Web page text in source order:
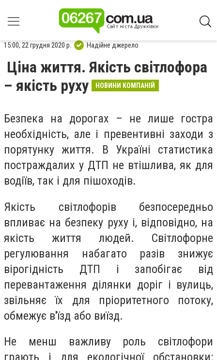
15:00, 22 грудня 2020 р. Надійне джерело
Ціна життя. Якість світлофора
– якість руху
НОВИНИ КОМПАНІЙ
Безпека на дорогах – не лише гостра
необхідність, але і превентивні заходи з
порятунку життя. В Україні статистика
постраждалих у ДТП не втішлива, як для
водіїв, так і для пішоходів.
Якість світлофорів безпосередньо
впливає на безпеку руху і, відповідно, на
якість життя людей. Світлофорне
регулювання набагато разів знижує
вірогідність ДТП і запобігає від
перевантаження ділянки доріг і вулиць,
звільняє їх для пріоритетного потоку,
обмежує в'їзд або виїзд.
Не менш важливу роль світлофори
грають і для екологічної обстановки: